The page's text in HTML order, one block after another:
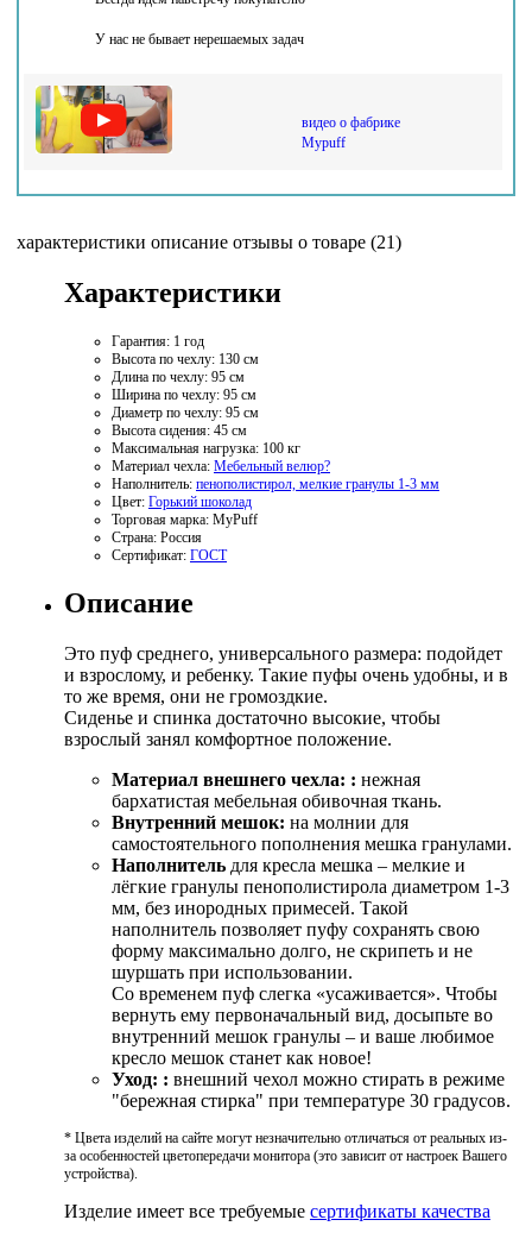
У нас не бывает нерешаемых задач
видео о фабрике
Mypuff
характеристики описание отзывы о товаре (21)
Характеристики
Гарантия: 1 год
Высота по чехлу: 130 см
Длина по чехлу: 95 см
Ширина по чехлу: 95 см
Диаметр по чехлу: 95 см
Высота сидения: 45 см
Максимальная нагрузка: 100 кг
Материал чехла: Мебельный велюр?
Наполнитель: пенополистирол, мелкие гранулы 1-3 мм
Цвет: Горький шоколад
Торговая марка: MyPuff
Страна: Россия
Сертификат: ГОСТ
Описание
Это пуф среднего, универсального размера: подойдет
и взрослому, и ребенку. Такие пуфы очень удобны, и в
то же время, они не громоздкие.
Сиденье и спинка достаточно высокие, чтобы
взрослый занял комфортное положение.
Материал внешнего чехла: : нежная
бархатистая мебельная обивочная ткань.
Внутренний мешок: на молнии для
самостоятельного пополнения мешка гранулами.
Наполнитель для кресла мешка – мелкие и
лёгкие гранулы пенополистирола диаметром 1-3
мм, без инородных примесей. Такой
наполнитель позволяет пуфу сохранять свою
форму максимально долго, не скрипеть и не
шуршать при использовании.
Со временем пуф слегка «усаживается». Чтобы
вернуть ему первоначальный вид, досыпьте во
внутренний мешок гранулы – и ваше любимое
кресло мешок станет как новое!
Уход: : внешний чехол можно стирать в режиме
"бережная стирка" при температуре 30 градусов.
* Цвета изделий на сайте могут незначительно отличаться от реальных из-
за особенностей цветопередачи монитора (это зависит от настроек Вашего
устройства).
Изделие имеет все требуемые сертификаты качества